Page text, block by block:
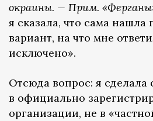
окраины. — Прим.
я сказала, что сама
вариант, на что мне
исключено».
Отсюда вопрос: я сделала
в официально
организации, не в